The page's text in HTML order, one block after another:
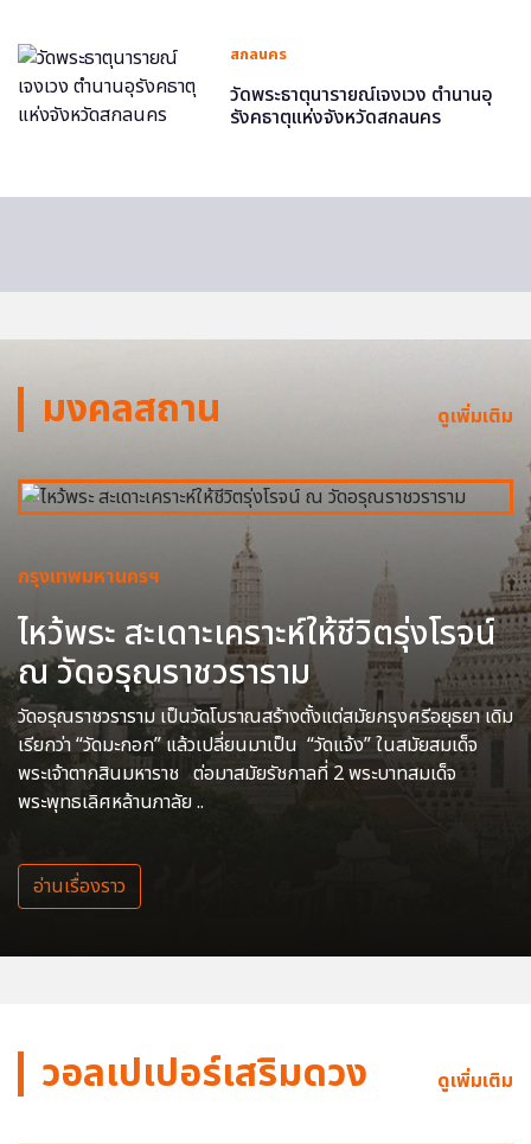
สกลนคร
วัดพระธาตุนารายณ์เจงเวง ตำนานอุ
รังคธาตุแห่งจังหวัดสกลนคร
มงคลสถาน ดูเพิ่มเติม
กรุงเทพมหานครฯ
ไหว้พระ สะเดาะเคราะห์ให้ชีวิตรุ่งโรจน์
ณ วัดอรุณราชวราราม
วัดอรุณราชวราราม เป็นวัดโบราณสร้างตั้งแต่สมัยกรุงศรีอยุธยา เดิม
เรียกว่า “วัดมะกอก” แล้วเปลี่ยนมาเป็น “วัดแจ้ง” ในสมัยสมเด็จ
พระเจ้าตากสินมหาราช ต่อมาสมัยรัชกาลที่ 2 พระบาทสมเด็จ
พระพุทธเลิศหล้านภาลัย ..
อ่านเรื่องราว
วอลเปเปอร์เสริมดวง ดูเพิ่มเติม